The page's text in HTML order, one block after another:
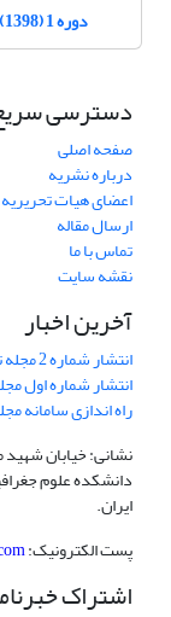
دوره 1 (1398)
دسترسی
صفحه اصلی
درباره نشریه
اعضای هیات تحریریه
ارسال مقاله
تماس با ما
نقشه سایت
آخرین اخبار
انتشار شماره 2 مجله توسعه فضاهای پیراشهری
انتشار شماره اول
راه اندازی سامانه
نشانی: خیابان شهید
دانشکده علوم
ایران.
پست الکترونیک:
اشتراک